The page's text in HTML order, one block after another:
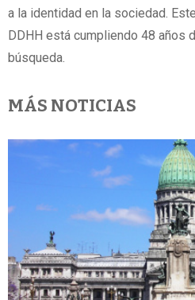
a la identidad en la sociedad.
DDHH está cumpliendo 48 años
búsqueda.
MÁS NOTICIAS